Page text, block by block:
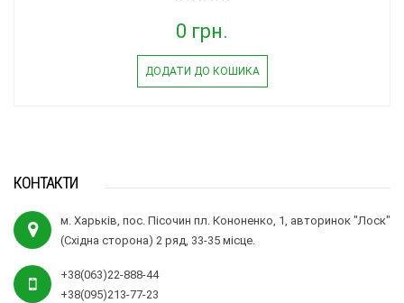
0 грн.
ДОДАТИ ДО КОШИКА
КОНТАКТИ
м. Харьків, пос. Пісочин пл. Кононенко, 1, авторинок "Лоск"
(Східна сторона) 2 ряд, 33-35 місце.
+38(063)22-888-44
+38(095)213-77-23